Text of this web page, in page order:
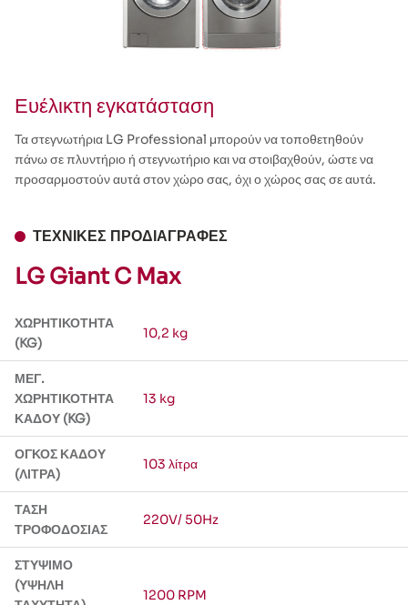
Ευέλικτη εγκατάσταση
Τα στεγνωτήρια LG Professional μπορούν να τοποθετηθούν
πάνω σε πλυντήριο ή στεγνωτήριο και να στοιβαχθούν, ώστε να
προσαρμοστούν αυτά στον χώρο σας, όχι ο χώρος σας σε αυτά.
ΤΕΧΝΙΚΈΣ ΠΡΟΔΙΑΓΡΑΦΈΣ
LG Giant C Max
ΧΩΡΗΤΙΚΌΤΗΤΑ
(KG)
10,2 kg
ΜΈΓ.
ΧΩΡΗΤΙΚΌΤΗΤΑ
ΚΆΔΟΥ (KG)
13 kg
ΌΓΚΟΣ ΚΆΔΟΥ
(ΛΊΤΡΑ)
103 λίτρα
ΤΆΣΗ
ΤΡΟΦΟΔΟΣΊΑΣ
220V/ 50Hz
ΣΤΎΨΙΜΟ
(ΥΨΗΛΉ
1200 RPM